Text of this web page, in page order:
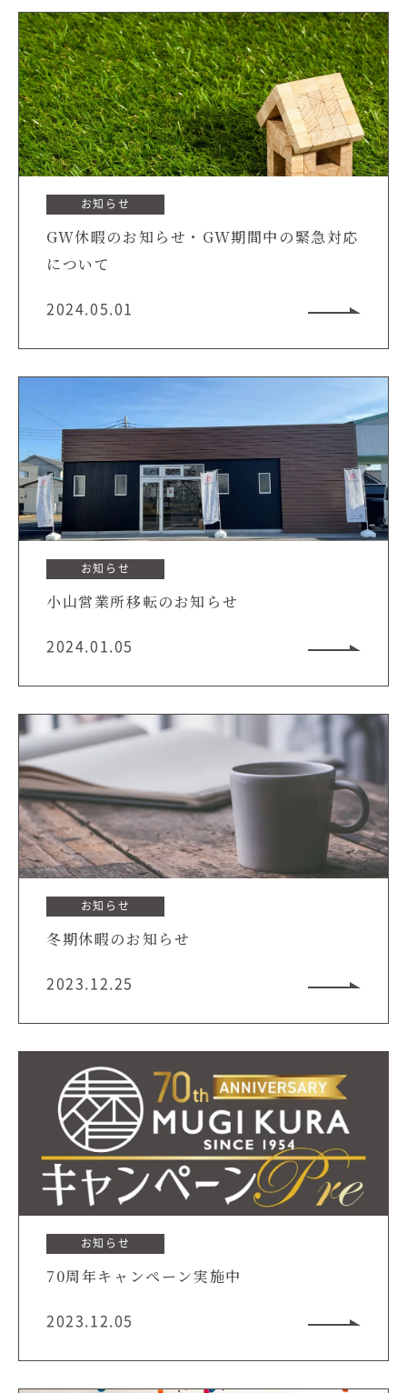
資料請求
お問い合わせ
お電話での
お問い合わ
せ
0120-37-
1806
お知らせ
GW休暇のお知らせ・GW期間中の緊急対応
について
2024.05.01
お知らせ
小山営業所移転のお知らせ
2024.01.05
お知らせ
冬期休暇のお知らせ
2023.12.25
お知らせ
70周年キャンペーン実施中
2023.12.05